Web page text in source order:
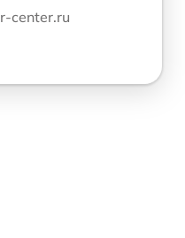
center.ru